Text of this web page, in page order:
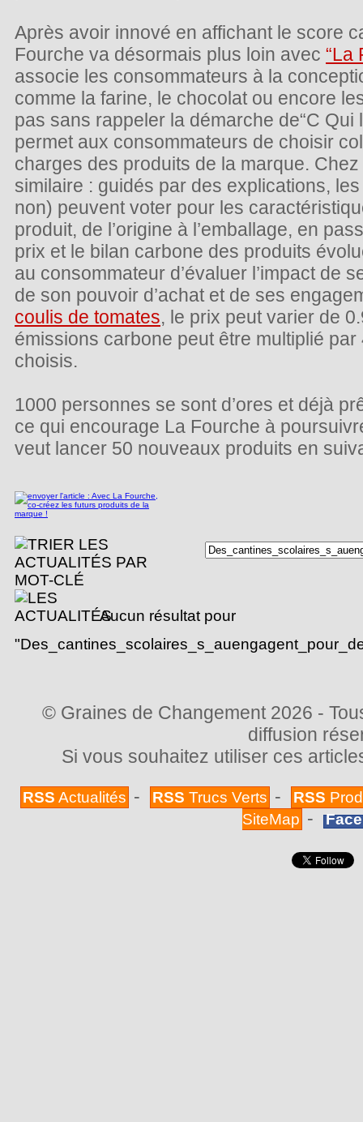
Après avoir innové en affichant le score
Fourche va désormais plus loin avec “La
associe les consommateurs à la
comme la farine, le chocolat ou encore
pas sans rappeler la démarche de“C Qui
permet aux consommateurs de choisir
charges des produits de la marque.
similaire : guidés par des explications,
non) peuvent voter pour les
produit, de l’origine à l’emballage, en
prix et le bilan carbone des produits
au consommateur d’évaluer l’impact de
de son pouvoir d’achat et de ses
coulis de tomates, le prix peut varier de
émissions carbone peut être multiplié
choisis.
1000 personnes se sont d’ores et déjà
ce qui encourage La Fourche à
veut lancer 50 nouveaux produits en
Aucun résultat pour
© Graines de Changement 2026 -
diffusion
Si vous souhaitez utiliser ces
RSS Actualités - RSS Trucs Verts - RSS
SiteMap -